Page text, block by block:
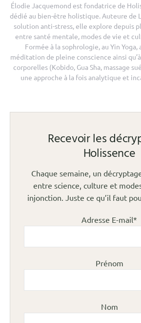
Élodie Jacquemond est fondatrice de
dédié au bien-être holistique. Auteure de
solution anti-stress, elle explore depuis
entre santé mentale, modes de vie et
Formée à la sophrologie, au Yin Yoga,
méditation de pleine conscience ainsi
corporelles (Kobido, Gua Sha, massage
une approche à la fois analytique et
Recevoir les
Holissence
Chaque semaine, un
entre science, culture et
injonction. Juste ce qu’il faut
Adresse E-mail*
Prénom
Nom